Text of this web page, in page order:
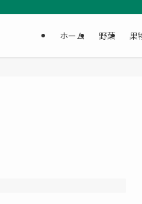
ホーム 野菜 果